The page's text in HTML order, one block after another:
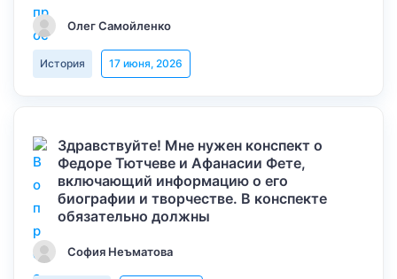
Олег Самойленко
История 17 июня, 2026
Здравствуйте! Мне нужен конспект о
Федоре Тютчеве и Афанасии Фете,
включающий информацию о его
биографии и творчестве. В конспекте
обязательно должны
София Неъматова